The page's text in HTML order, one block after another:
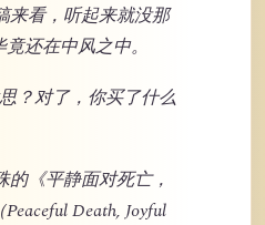
来看，听起来就没那
还在中风之中。
？对了，你买了什么
的《平静面对死亡，
Death, Joyful